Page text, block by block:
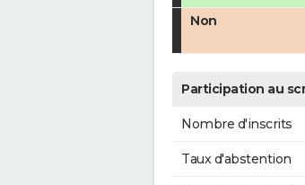
Non
Participation au
Nombre d'inscrits
Taux d'abstention